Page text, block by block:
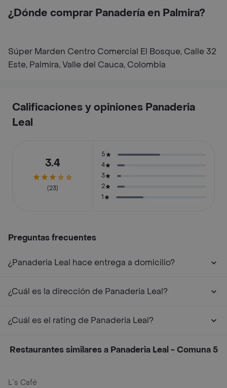
¿Dónde comprar Panadería en Palmira?
Súper Marden Centro Comercial El Bosque, Calle 32
Este, Palmira, Valle del Cauca, Colombia
Calificaciones y opiniones Panaderia
Leal
3.4
(23)
5
4
3
2
1
Preguntas frecuentes
¿Panaderia Leal hace entrega a domicilio?
¿Cuál es la dirección de Panaderia Leal?
¿Cuál es el rating de Panaderia Leal?
Restaurantes similares a Panaderia Leal - Comuna 5
L´s Café